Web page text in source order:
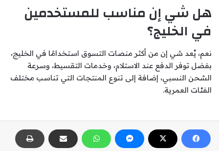
هل شي إن مناسب للمستخدمين
في الخليج؟
نعم، يُعد شي إن من أكثر منصات التسوق استخدامًا في الخليج،
بفضل توفر الدفع عند الاستلام، وخدمات التقسيط، وسرعة
الشحن النسبي، إضافة إلى تنوع المنتجات التي تناسب مختلف
الفئات العمرية.